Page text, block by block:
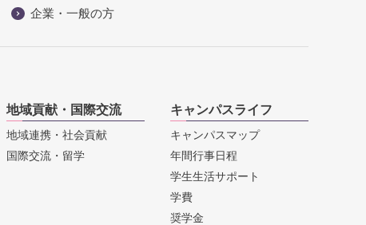
企業・一般の方
地域貢献・国際交流
地域連携・社会貢献
国際交流・留学
キャンパスライフ
キャンパスマップ
年間行事日程
学生生活サポート
学費
奨学金